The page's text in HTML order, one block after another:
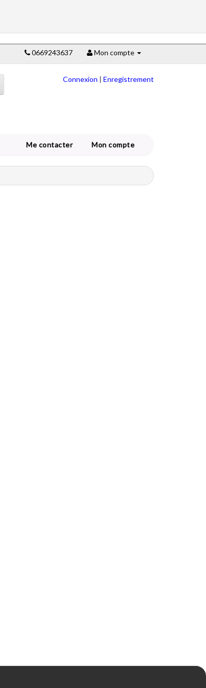
0669243637 Mon compte
Connexion | Enregistrement
Me contacter Mon compte